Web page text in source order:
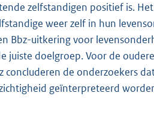
zelfstandigen positief is.
weer zelf in hun
Bbz-uitkering voor
juiste doelgroep. Voor de
de onderzoekers
geïnterpreteerd